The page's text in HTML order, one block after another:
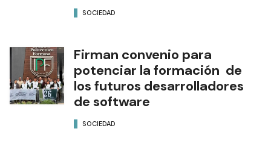
SOCIEDAD
Firman convenio para
potenciar la formación de
los futuros desarrolladores
de software
SOCIEDAD